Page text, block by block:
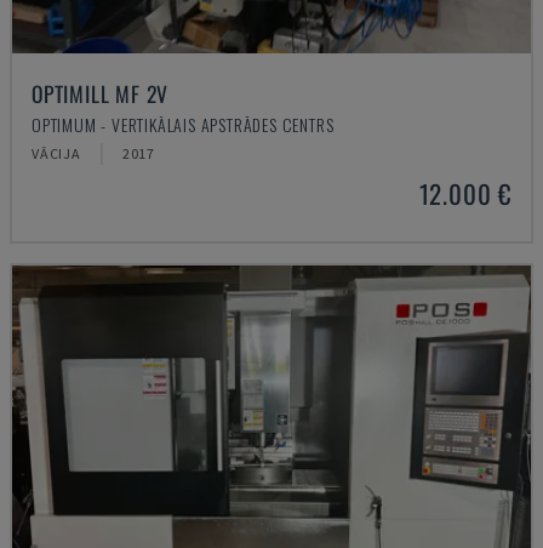
OPTIMILL MF 2V
OPTIMUM - VERTIKĀLAIS APSTRĀDES CENTRS
VĀCIJA 2017
12.000 €